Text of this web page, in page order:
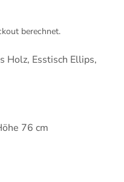
berechnet.
Holz, Esstisch Ellips,
76 cm